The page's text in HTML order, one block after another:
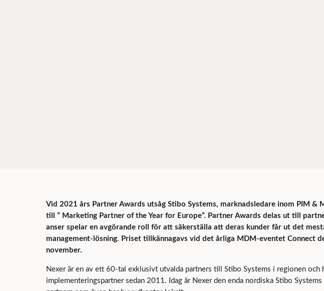
Vid 2021 års Partner Awards utsåg Stibo Systems, marknadsledare inom PIM &
till ” Marketing Partner of the Year for Europe”. Partner Awards delas ut till
anser spelar en avgörande roll för att säkerställa att deras kunder får ut det
management-lösning. Priset tillkännagavs vid det årliga MDM-eventet Connect
november.
Nexer är en av ett 60-tal exklusivt utvalda partners till Stibo Systems i regionen och
implementeringspartner sedan 2011. Idag är Nexer den enda nordiska Stibo